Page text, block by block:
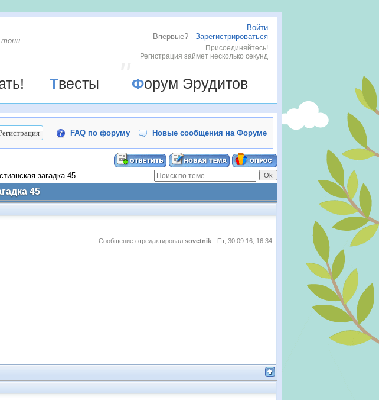
Войти
Впервые? - Зарегистрироваться
Присоединяйтесь!
Регистрация займет несколько секунд
тонн.
Твесты Форум Эрудитов
FAQ по форуму Новые сообщения на Форуме
загадка 45
45
Сообщение отредактировал sovetnik - Пт, 30.09.16, 16:34